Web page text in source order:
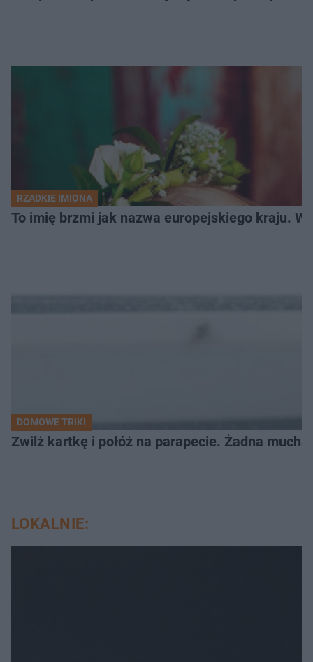
RZADKIE IMIONA
To imię brzmi jak nazwa europejskiego kraju.
DOMOWE TRIKI
Zwilż kartkę i połóż na parapecie. Żadna
LOKALNIE: